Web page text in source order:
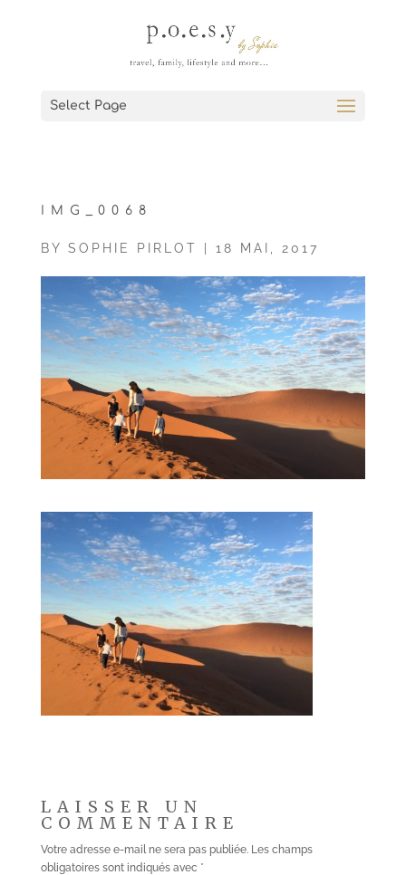
Select Page
IMG_0068
BY SOPHIE PIRLOT 18 MAI, 2017
LAISSER UN
COMMENTAIRE
Votre adresse e-mail ne sera pas publiée. Les champs
obligatoires sont indiqués avec *